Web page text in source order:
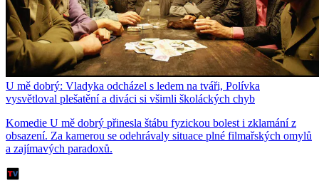
U mě dobrý: Vladyka odcházel s ledem na tváři, Polívka
vysvětloval plešatění a diváci si všimli školáckých chyb
Komedie U mě dobrý přinesla štábu fyzickou bolest i zklamání z
obsazení. Za kamerou se odehrávaly situace plné filmařských omylů
a zajímavých paradoxů.